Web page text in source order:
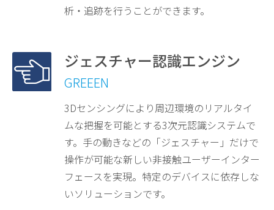
析・追跡を行うことができます。
ジェスチャー認識エンジン
GREEEN
3Dセンシングにより周辺環境のリアルタイ
ムな把握を可能とする3次元認識システムで
す。手の動きなどの「ジェスチャー」だけで
操作が可能な新しい非接触ユーザーインター
フェースを実現。特定のデバイスに依存しな
いソリューションです。